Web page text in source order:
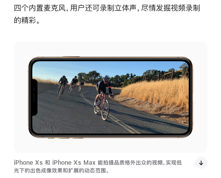
四个内置麦克风，用户还可录制立体声，尽情发掘视频录制
的精彩。
iPhone Xs 和 iPhone Xs Max 能拍摄品质格外出众的视频，实现低
光下的出色成像效果和扩展的动态范围。